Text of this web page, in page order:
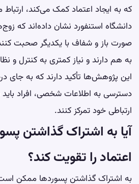
که به ایجاد اعتماد کمک می‌کند،
دانشگاه استنفورد نشان داده‌اند که
صورت باز و شفاف با یکدیگر صحبت
به هم دارند و نیاز کمتری به کنترل و
این پژوهش‌ها تأکید دارند که به جای
دسترسی به اطلاعات شخصی، افراد
ارتباطی خود تمرکز کنند.
آیا به اشتراک گذاشتن
اعتماد را تقویت کند؟
به اشتراک گذاشتن پسوردها ممکن